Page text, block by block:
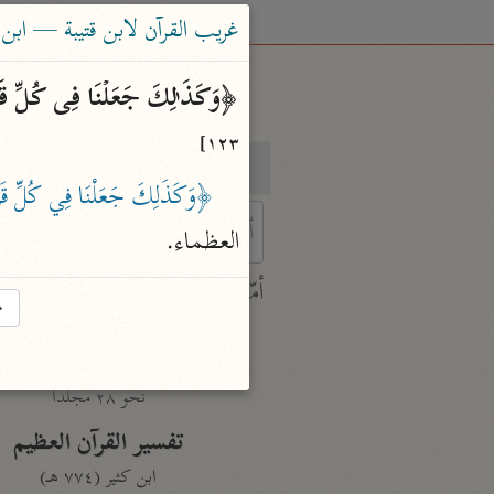
تفسير
characters for results.
أمّهات
نحو ٢٨ مجلدًا
تفسير القرآن العظيم
ابن كثير (٧٧٤ هـ)
غريب القرآن لابن قتيبة — ابن
﴿وَكَذَ ٰ⁠لِكَ جَعَلۡنَا فِی كُلِّ
١٢٣]
﴿وَكَذَلِكَ جَعَلْنَا فِي كُلِّ
العظماء.